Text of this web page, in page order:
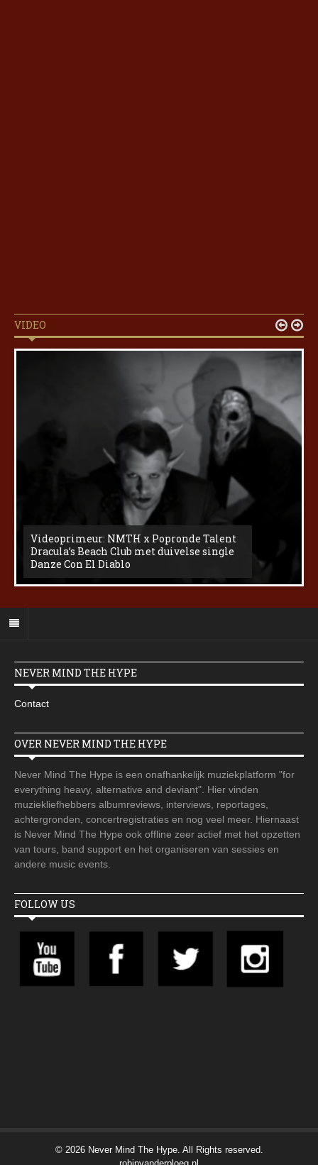
VIDEO
Videoprimeur: NMTH x Popronde Talent
Dracula’s Beach Club met duivelse single
Danze Con El Diablo
 
NEVER MIND THE HYPE
Contact
OVER NEVER MIND THE HYPE
Never Mind The Hype is een onafhankelijk muziekplatform "for
everything heavy, alternative and deviant". Hier vinden
muziekliefhebbers albumreviews, interviews, reportages,
achtergronden, concertregistraties en nog veel meer. Hiernaast
is Never Mind The Hype ook offline zeer actief met het opzetten
van tours, band support en het organiseren van sessies en
andere music events.
FOLLOW US
© 2026 Never Mind The Hype. All Rights reserved.